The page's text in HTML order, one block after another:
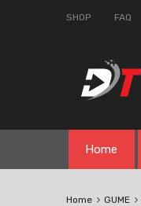
SHOP FAQ
content
Home
Home GUME